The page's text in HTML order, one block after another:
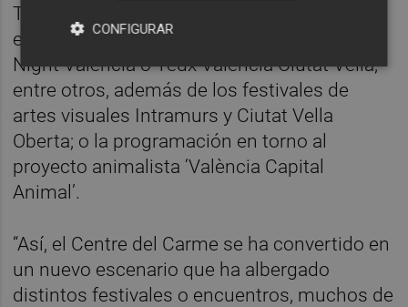
Tercera Setmana, o el Cicle Migrats y como
encuentros de pensamiento el Pechakucha
Night València o Tedx València Ciutat Vella,
entre otros, además de los festivales de
artes visuales Intramurs y Ciutat Vella
Oberta; o la programación en torno al
proyecto animalista ‘València Capital
Animal’.
“Así, el Centre del Carme se ha convertido en
un nuevo escenario que ha albergado
distintos festivales o encuentros, muchos de
CONFIGURAR